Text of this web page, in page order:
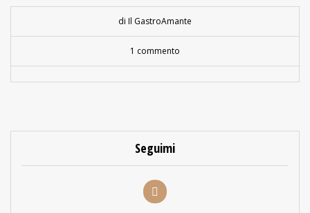
di Il GastroAmante
1 commento
Seguimi